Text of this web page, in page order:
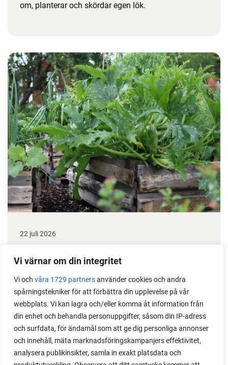
Vi värnar om din integritet
Vi och våra 1729 partnersanvänder cookies och andra
spårningstekniker för att förbättra din upplevelse på vår
webbplats. Vi kan lagra och/eller komma åt information från
din enhet och behandla personuppgifter, såsom din IP-adress
och surfdata, för ändamål som att ge dig personliga annonser
och innehåll, mäta marknadsföringskampanjers effektivitet,
analysera publikinsikter, samla in exakt platsdata och
om, planterar och skördar egen lök.
22 juli 2026
växter i en pallkrage tillsammans med andra växter.
Perfekt om du vill odla mycket i på liten yta.